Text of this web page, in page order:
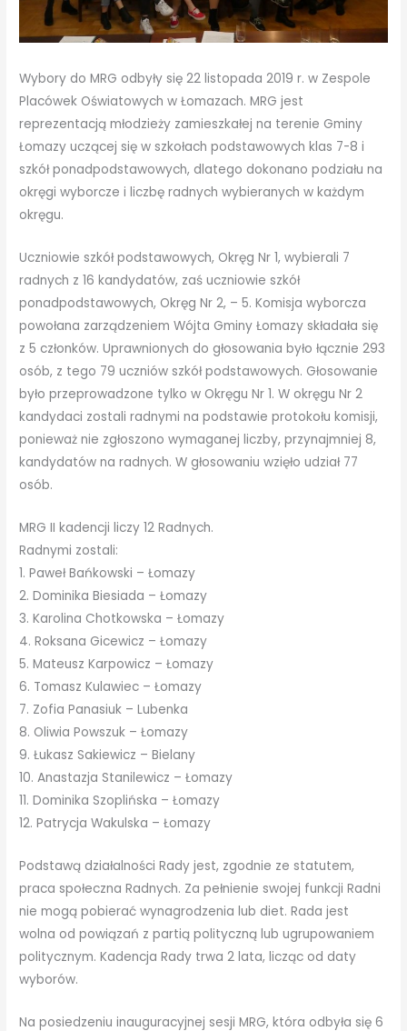
Wybory do MRG odbyły się 22 listopada 2019 r. w Zespole
Placówek Oświatowych w Łomazach. MRG jest
reprezentacją młodzieży zamieszkałej na terenie Gminy
Łomazy uczącej się w szkołach podstawowych klas 7-8 i
szkół ponadpodstawowych, dlatego dokonano podziału na
okręgi wyborcze i liczbę radnych wybieranych w każdym
okręgu.
Uczniowie szkół podstawowych, Okręg Nr 1, wybierali 7
radnych z 16 kandydatów, zaś uczniowie szkół
ponadpodstawowych, Okręg Nr 2, – 5. Komisja wyborcza
powołana zarządzeniem Wójta Gminy Łomazy składała się
z 5 członków. Uprawnionych do głosowania było łącznie 293
osób, z tego 79 uczniów szkół podstawowych. Głosowanie
było przeprowadzone tylko w Okręgu Nr 1. W okręgu Nr 2
kandydaci zostali radnymi na podstawie protokołu komisji,
ponieważ nie zgłoszono wymaganej liczby, przynajmniej 8,
kandydatów na radnych. W głosowaniu wzięło udział 77
osób.
MRG II kadencji liczy 12 Radnych.
Radnymi zostali:
1. Paweł Bańkowski – Łomazy
2. Dominika Biesiada – Łomazy
3. Karolina Chotkowska – Łomazy
4. Roksana Gicewicz – Łomazy
5. Mateusz Karpowicz – Łomazy
6. Tomasz Kulawiec – Łomazy
7. Zofia Panasiuk – Lubenka
8. Oliwia Powszuk – Łomazy
9. Łukasz Sakiewicz – Bielany
10. Anastazja Stanilewicz – Łomazy
11. Dominika Szoplińska – Łomazy
12. Patrycja Wakulska – Łomazy
Podstawą działalności Rady jest, zgodnie ze statutem,
praca społeczna Radnych. Za pełnienie swojej funkcji Radni
nie mogą pobierać wynagrodzenia lub diet. Rada jest
wolna od powiązań z partią polityczną lub ugrupowaniem
politycznym. Kadencja Rady trwa 2 lata, licząc od daty
wyborów.
Na posiedzeniu inauguracyjnej sesji MRG, która odbyła się 6